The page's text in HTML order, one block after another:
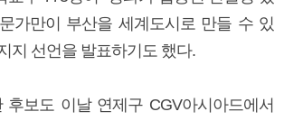
가만이 부산을 세계도시로 만들 수 있
지 선언을 발표하기도 했다.
후보도 이날 연제구 CGV아시아드에서